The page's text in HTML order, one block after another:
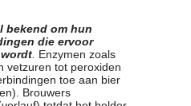
bekend om hun
die ervoor
. Enzymen zoals
vetzuren tot peroxiden
toe aan bier
Brouwers